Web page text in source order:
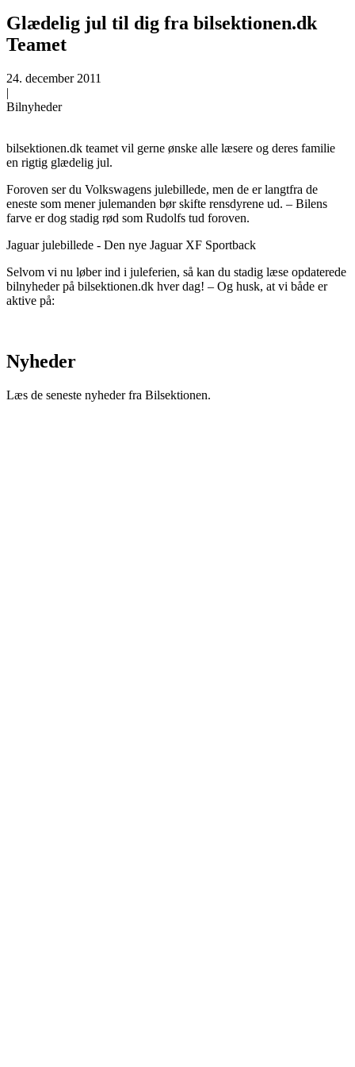
Glædelig jul til dig fra bilsektionen.dk
Teamet
24. december 2011
|
Bilnyheder
bilsektionen.dk teamet vil gerne ønske alle læsere og deres familie
en rigtig glædelig jul.
Foroven ser du Volkswagens julebillede, men de er langtfra de
eneste som mener julemanden bør skifte rensdyrene ud. – Bilens
farve er dog stadig rød som Rudolfs tud foroven.
Jaguar julebillede - Den nye Jaguar XF Sportback
Selvom vi nu løber ind i juleferien, så kan du stadig læse opdaterede
bilnyheder på bilsektionen.dk hver dag! – Og husk, at vi både er
aktive på:
Nyheder
Læs de seneste nyheder fra Bilsektionen.